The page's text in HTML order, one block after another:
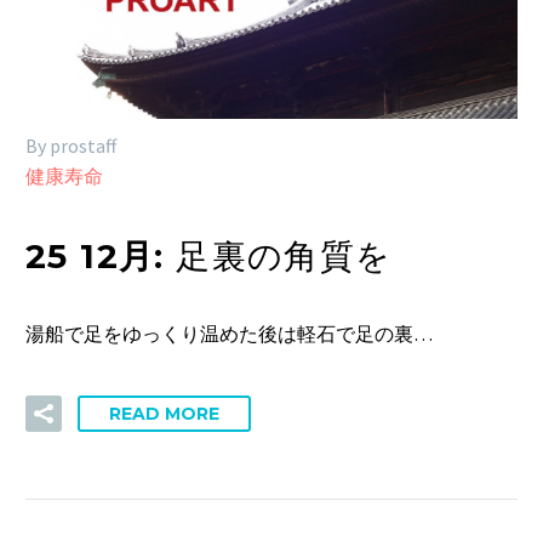
By prostaff
健康寿命
25 12月: 足裏の角質を
湯船で足をゆっくり温めた後は軽石で足の裏…
READ MORE